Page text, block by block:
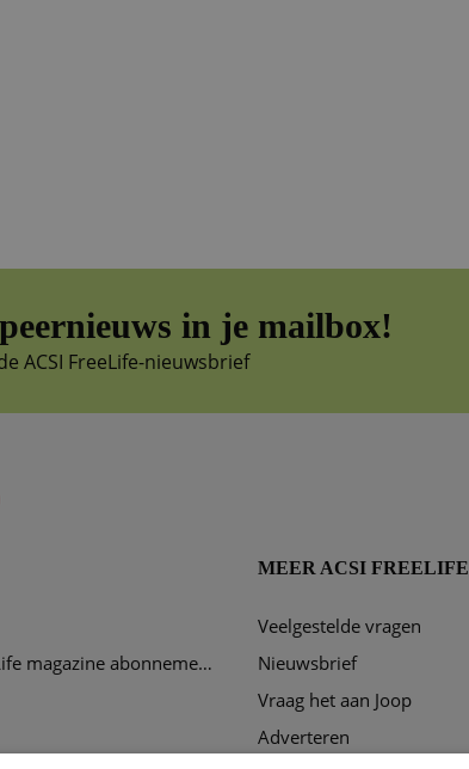
in je mailbox!
ACSI FreeLife-nieuwsbrief
Hoe kan ik mijn ACSI FreeLife magazine abonnement opzeggen?
MEER ACSI FREELIFE
Veelgestelde vragen
Nieuwsbrief
Vraag het aan Joop
Adverteren